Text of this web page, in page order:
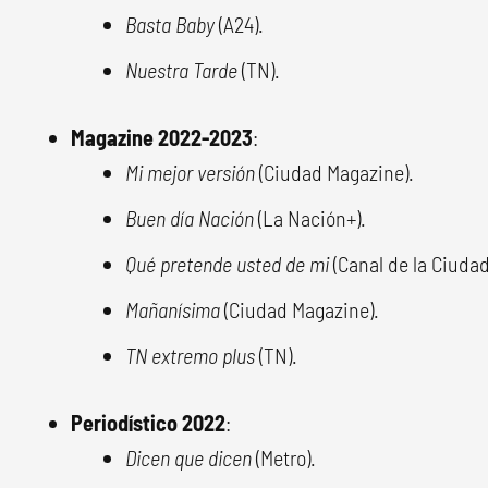
Basta Baby(A24).
Nuestra Tarde(TN).
Magazine 2022-2023:
Mi mejor versión(Ciudad Magazine).
Buen día Nación(La Nación+).
Qué pretende usted de mi(Canal de la
Mañanísima(Ciudad Magazine).
TN extremo plus(TN).
Periodístico 2022:
Dicen que dicen(Metro).